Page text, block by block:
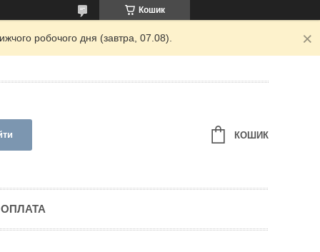
Кошик
робочого дня (завтра, 07.08).
КОШИК